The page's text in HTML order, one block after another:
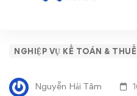
Kiến
nghị
NGHIỆP VỤ KẾ TOÁN & THUẾ
Nguyễn Hải Tâm